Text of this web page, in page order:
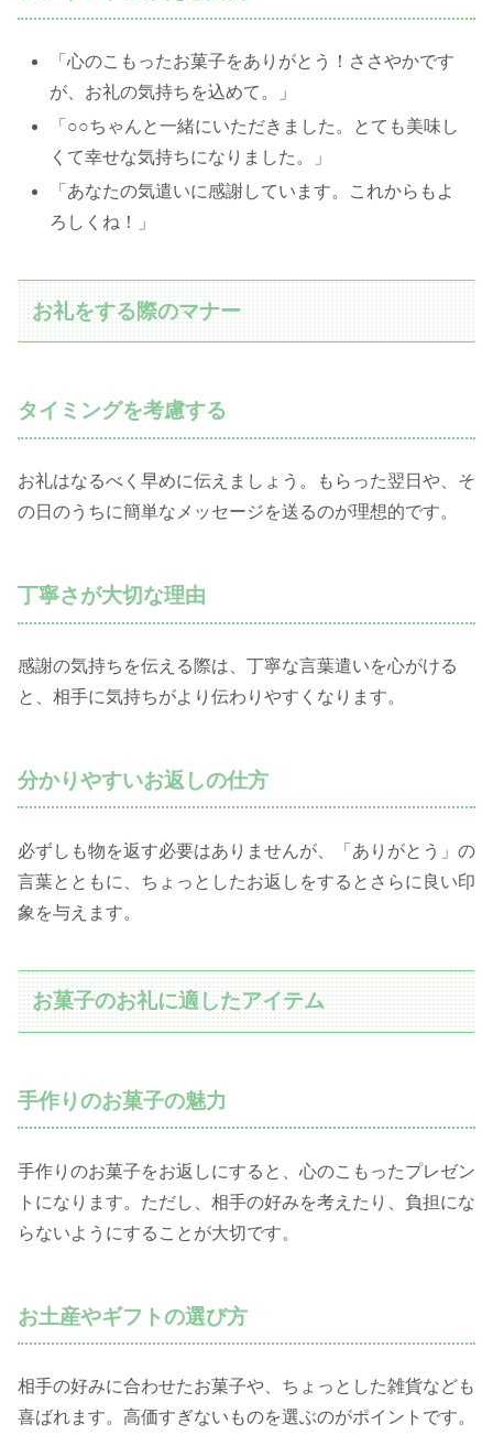
「心のこもったお菓子をありがとう！ささやかです
が、お礼の気持ちを込めて。」
「○○ちゃんと一緒にいただきました。とても美味し
くて幸せな気持ちになりました。」
「あなたの気遣いに感謝しています。これからもよ
ろしくね！」
お礼をする際のマナー
タイミングを考慮する
お礼はなるべく早めに伝えましょう。もらった翌日や、そ
の日のうちに簡単なメッセージを送るのが理想的です。
丁寧さが大切な理由
感謝の気持ちを伝える際は、丁寧な言葉遣いを心がける
と、相手に気持ちがより伝わりやすくなります。
分かりやすいお返しの仕方
必ずしも物を返す必要はありませんが、「ありがとう」の
言葉とともに、ちょっとしたお返しをするとさらに良い印
象を与えます。
お菓子のお礼に適したアイテム
手作りのお菓子の魅力
手作りのお菓子をお返しにすると、心のこもったプレゼン
トになります。ただし、相手の好みを考えたり、負担にな
らないようにすることが大切です。
お土産やギフトの選び方
相手の好みに合わせたお菓子や、ちょっとした雑貨なども
喜ばれます。高価すぎないものを選ぶのがポイントです。